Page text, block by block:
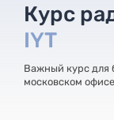
Курс
IYT
Важный курс для
московском